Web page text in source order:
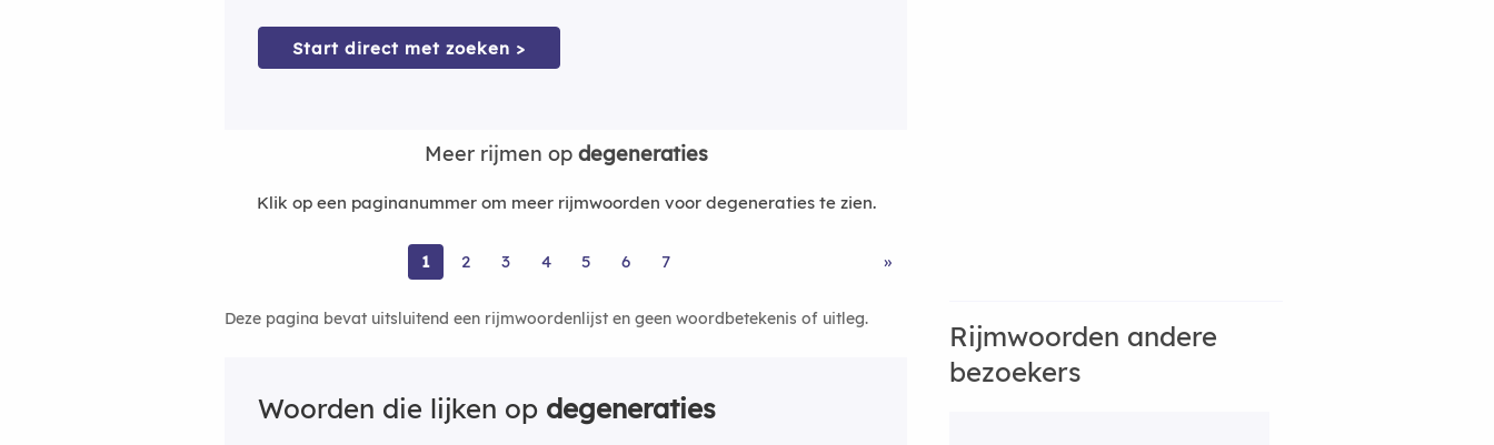
Start direct met zoeken >
Meer rijmen op degeneraties
Klik op een paginanummer om meer rijmwoorden voor degeneraties te zien.
1 2 3 4 5 6 7 »
Deze pagina bevat uitsluitend een rijmwoordenlijst en geen woordbetekenis of uitleg.
Woorden die lijken op degeneraties
Rijmwoorden andere
bezoekers